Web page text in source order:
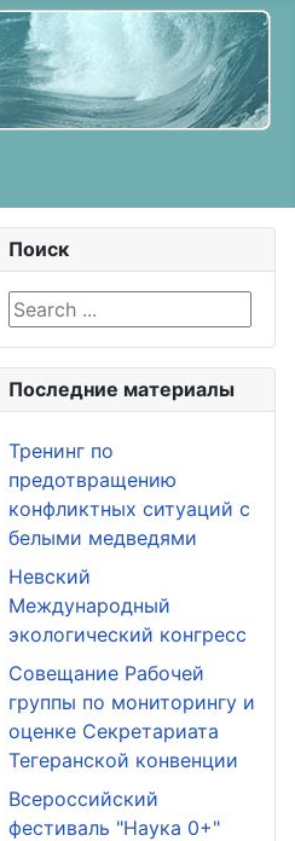
Поиск
Search ...
Последние материалы
Тренинг по
предотвращению
конфликтных ситуаций с
белыми медведями
Невский
Международный
экологический конгресс
Совещание Рабочей
группы по мониторингу и
оценке Секретариата
Тегеранской конвенции
Всероссийский
фестиваль "Наука 0+"